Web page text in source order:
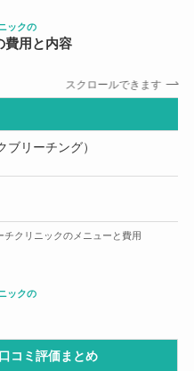
ックの
費用と内容
スクロールできます
リーチング）
クリニックのメニューと費用
ックの
コミ評価まとめ